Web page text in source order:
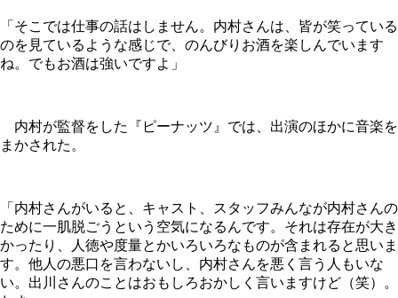
「そこでは仕事の話はしません。内村さんは、皆が笑っている
のを見ているような感じで、のんびりお酒を楽しんでいます
ね。でもお酒は強いですよ」
内村が監督をした『ピーナッツ』では、出演のほかに音楽を
まかされた。
「内村さんがいると、キャスト、スタッフみんなが内村さんの
ために一肌脱ごうという空気になるんです。それは存在が大き
かったり、人徳や度量とかいろいろなものが含まれると思いま
す。他人の悪口を言わないし、内村さんを悪く言う人もいな
い。出川さんのことはおもしろおかしく言いますけど（笑）。